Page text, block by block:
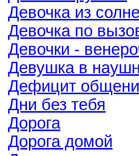
Девочка из
Девочка по
Девочки -
Девушка в
Дефицит
Дни без тебя
Дорога
Дорога домой